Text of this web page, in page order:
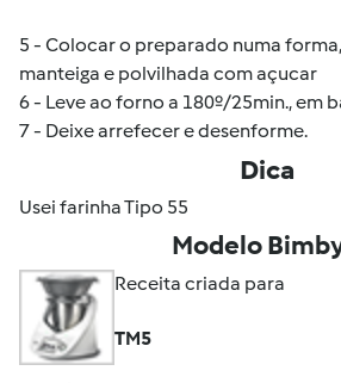
5 - Colocar o preparado numa
manteiga e polvilhada com açucar
6 - Leve ao forno a 180º/25min., em
7 - Deixe arrefecer e desenforme.
Dica
Usei farinha Tipo 55
Modelo
Receita criada para
TM5